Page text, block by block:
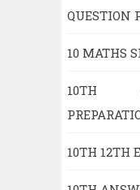
QUESTION
10 MATHS
10TH
10TH 12TH